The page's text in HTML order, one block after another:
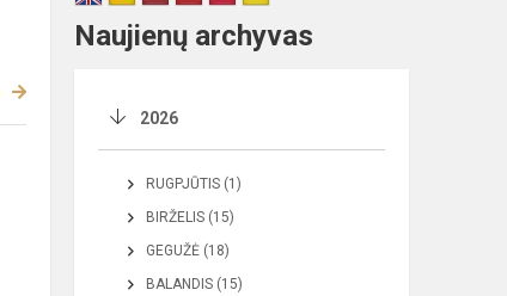
Naujienų archyvas
2026
RUGPJŪTIS (1)
BIRŽELIS (15)
GEGUŽĖ (18)
BALANDIS (15)